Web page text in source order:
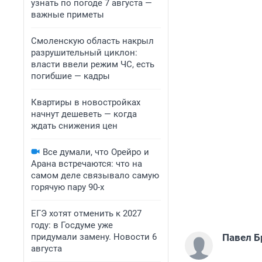
узнать по погоде 7 августа —
важные приметы
Смоленскую область накрыл
разрушительный циклон:
власти ввели режим ЧС, есть
погибшие — кадры
Квартиры в новостройках
начнут дешеветь — когда
ждать снижения цен
Все думали, что Орейро и
Арана встречаются: что на
самом деле связывало самую
горячую пару 90-х
ЕГЭ хотят отменить к 2027
году: в Госдуме уже
придумали замену. Новости 6
августа
Павел